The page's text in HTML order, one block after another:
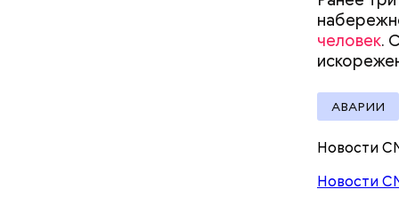
человек.
АВАРИИ
Новости
Новости